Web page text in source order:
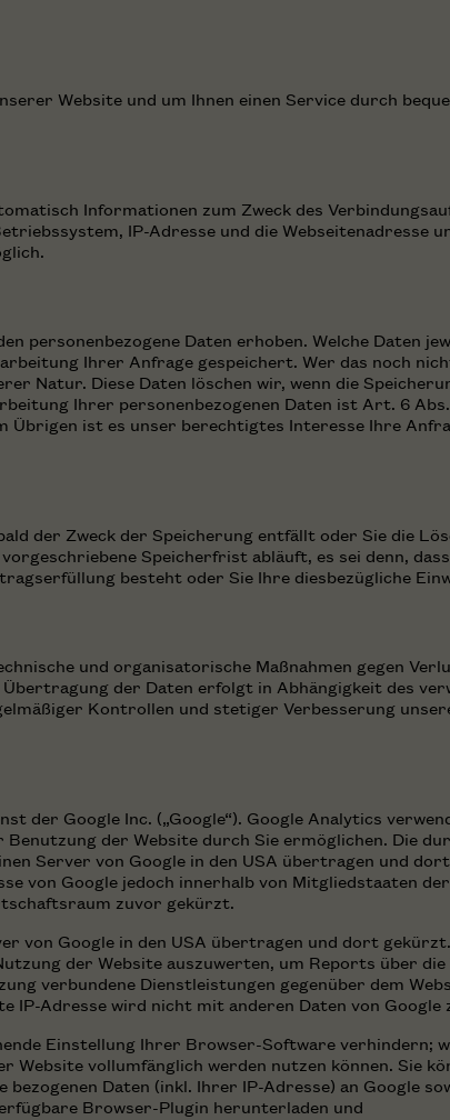
Website und um Ihnen einen Service durch
Informationen zum Zweck des
IP-Adresse und die Webseitenadresse
personenbezogene Daten erhoben. Welche Daten
Ihrer Anfrage gespeichert. Wer das noch
Natur. Diese Daten löschen wir, wenn die
Ihrer personenbezogenen Daten ist Art. 6 Abs.
ist es unser berechtigtes Interesse Ihre
der Zweck der Speicherung entfällt oder Sie die
Speicherfrist abläuft, es sei denn,
besteht oder Sie Ihre diesbezügliche
und organisatorische Maßnahmen gegen
der Daten erfolgt in Abhängigkeit des
Kontrollen und stetiger Verbesserung
der Google Inc. („Google“). Google Analytics
der Website durch Sie ermöglichen. Die
Server von Google in den USA übertragen und
von Google jedoch innerhalb von Mitgliedstaaten
zuvor gekürzt.
von Google in den USA übertragen und dort
der Website auszuwerten, um Reports über
verbundene Dienstleistungen gegenüber dem
IP-Adresse wird nicht mit anderen Daten von Google
Einstellung Ihrer Browser-Software verhindern;
Website vollumfänglich werden nutzen können. Sie
Daten (inkl. Ihrer IP-Adresse) an Google
Browser-Plugin herunterladen und